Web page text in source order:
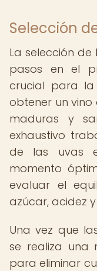
Selección
La selección
pasos en el
crucial para
obtener un vino
maduras y
exhaustivo
de las uvas
momento
evaluar el
azúcar, acidez
Una vez que
se realiza una
para eliminar